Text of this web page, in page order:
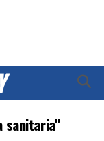
sanitaria"